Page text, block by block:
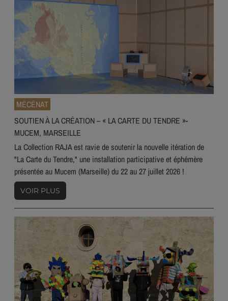
MÉCÉNAT
SOUTIEN À LA CRÉATION – « LA CARTE DU TENDRE »-
MUCEM, MARSEILLE
La Collection RAJA est ravie de soutenir la nouvelle itération de
"La Carte du Tendre," une installation participative et éphémère
présentée au Mucem (Marseille) du 22 au 27 juillet 2026 !
VOIR PLUS